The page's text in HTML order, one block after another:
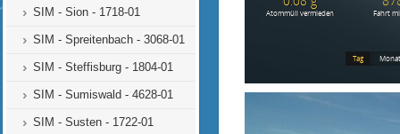
SIM - Sion - 1718-01
SIM - Spreitenbach - 3068-01
SIM - Steffisburg - 1804-01
SIM - Sumiswald - 4628-01
SIM - Susten - 1722-01